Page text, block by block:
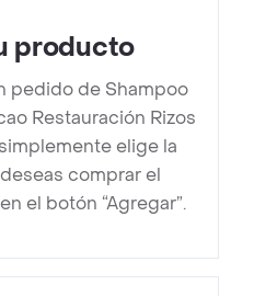
producto
pedido de Shampoo
Restauración Rizos
elige la
comprar el
el botón “Agregar”.